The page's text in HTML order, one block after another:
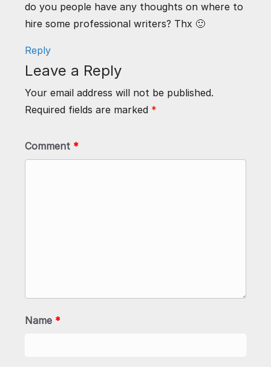
do you people have any thoughts on where to
hire some professional writers? Thx 🙂
Reply
Leave a Reply
Your email address will not be published.
Required fields are marked *
Comment *
Name *